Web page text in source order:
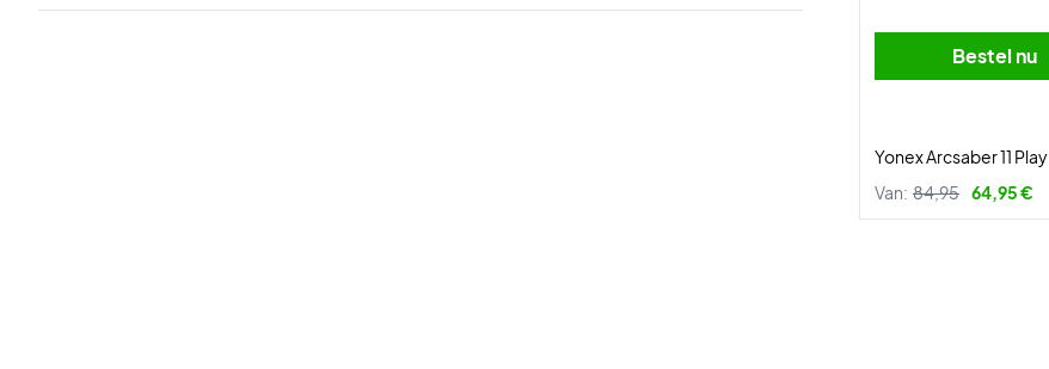
Bestel nu
Yonex Arcsaber 11 Play
Van: 84,95 64,95 €